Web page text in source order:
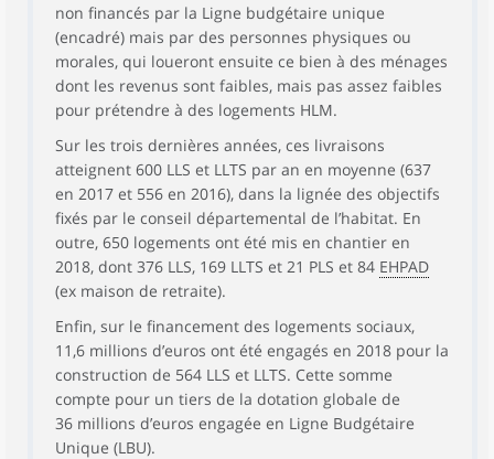
non financés par la Ligne budgétaire unique
(encadré) mais par des personnes physiques ou
morales, qui loueront ensuite ce bien à des ménages
dont les revenus sont faibles, mais pas assez faibles
pour prétendre à des logements HLM.
Sur les trois dernières années, ces livraisons
atteignent 600 LLS et LLTS par an en moyenne (637
en 2017 et 556 en 2016), dans la lignée des objectifs
fixés par le conseil départemental de l’habitat. En
outre, 650 logements ont été mis en chantier en
2018, dont 376 LLS, 169 LLTS et 21 PLS et 84 EHPAD
(ex maison de retraite).
Enfin, sur le financement des logements sociaux,
11,6 millions d’euros ont été engagés en 2018 pour la
construction de 564 LLS et LLTS. Cette somme
compte pour un tiers de la dotation globale de
36 millions d’euros engagée en Ligne Budgétaire
Unique (LBU).